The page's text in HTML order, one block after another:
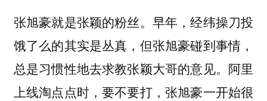
张旭豪就是张颖的粉丝。早年，经纬操刀投
饿了么的其实是丛真，但张旭豪碰到事情，
总是习惯性地去求教张颖大哥的意见。阿里
上线淘点点时，要不要打，张旭豪一开始很